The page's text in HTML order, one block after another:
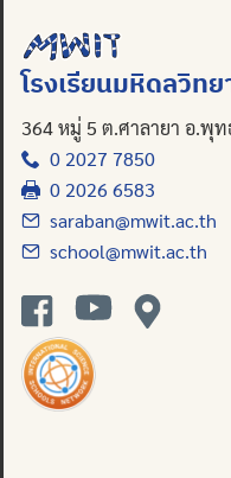
โรงเรียนมหิดลวิท
364 หมู่ 5 ต.ศาลายา อ.พุ
0 2027 7850
0 2026 6583
saraban@mwit.ac.th
school@mwit.ac.th